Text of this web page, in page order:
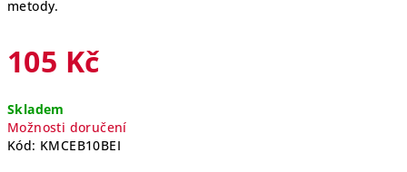
metody.
105 Kč
cena:
Skladem
Možnosti doručení
Kód: KMCEB10BEI